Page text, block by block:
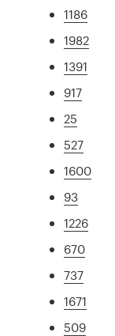
1186
1982
1391
917
25
527
1600
93
1226
670
737
1671
509